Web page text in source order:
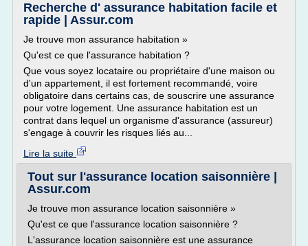
Recherche d' assurance habitation facile et
rapide | Assur.com
Je trouve mon assurance habitation »
Qu'est ce que l'assurance habitation ?
Que vous soyez locataire ou propriétaire d'une maison ou
d'un appartement, il est fortement recommandé, voire
obligatoire dans certains cas, de souscrire une assurance
pour votre logement. Une assurance habitation est un
contrat dans lequel un organisme d'assurance (assureur)
s'engage à couvrir les risques liés au...
Lire la suite
Tout sur l'assurance location saisonnière |
Assur.com
Je trouve mon assurance location saisonnière »
Qu'est ce que l'assurance location saisonnière ?
L'assurance location saisonnière est une assurance